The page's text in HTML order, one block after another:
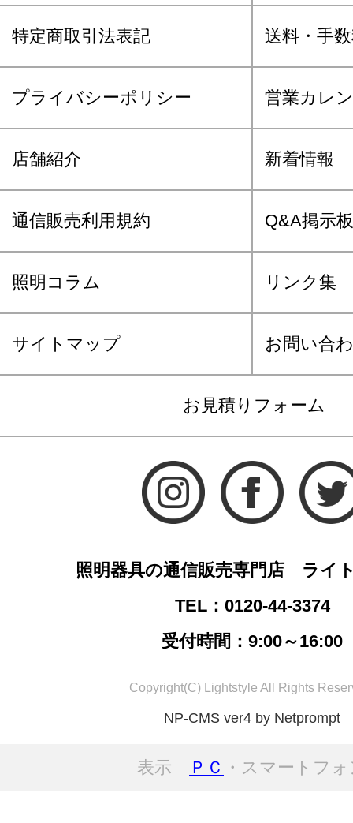
特定商取引法表記 送料・手
プライバシーポリシー 営業カレ
店舗紹介 新着情報
通信販売利用規約 Q&A掲示板
照明コラム リンク集
サイトマップ お問い合
お見積りフォーム
照明器具の通信販売専門店 ライ
TEL：0120-44-3374
受付時間：9:00～16:00
Copyright(C) Lightstyle All Rights
NP-CMS ver4 by Netprompt
表示 ＰＣ ・スマートフ